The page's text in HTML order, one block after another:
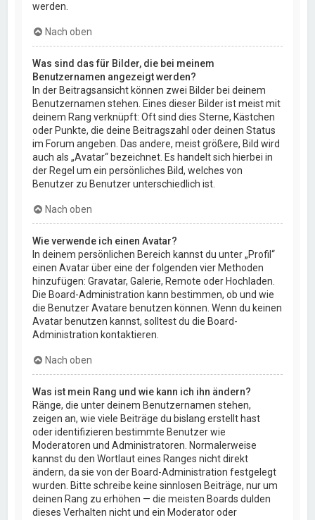
werden.
Nach oben
Was sind das für Bilder, die bei meinem
Benutzernamen angezeigt werden?
In der Beitragsansicht können zwei Bilder bei deinem
Benutzernamen stehen. Eines dieser Bilder ist meist mit
deinem Rang verknüpft: Oft sind dies Sterne, Kästchen
oder Punkte, die deine Beitragszahl oder deinen Status
im Forum angeben. Das andere, meist größere, Bild wird
auch als „Avatar“ bezeichnet. Es handelt sich hierbei in
der Regel um ein persönliches Bild, welches von
Benutzer zu Benutzer unterschiedlich ist.
Nach oben
Wie verwende ich einen Avatar?
In deinem persönlichen Bereich kannst du unter „Profil“
einen Avatar über eine der folgenden vier Methoden
hinzufügen: Gravatar, Galerie, Remote oder Hochladen.
Die Board-Administration kann bestimmen, ob und wie
die Benutzer Avatare benutzen können. Wenn du keinen
Avatar benutzen kannst, solltest du die Board-
Administration kontaktieren.
Nach oben
Was ist mein Rang und wie kann ich ihn ändern?
Ränge, die unter deinem Benutzernamen stehen,
zeigen an, wie viele Beiträge du bislang erstellt hast
oder identifizieren bestimmte Benutzer wie
Moderatoren und Administratoren. Normalerweise
kannst du den Wortlaut eines Ranges nicht direkt
ändern, da sie von der Board-Administration festgelegt
wurden. Bitte schreibe keine sinnlosen Beiträge, nur um
deinen Rang zu erhöhen — die meisten Boards dulden
dieses Verhalten nicht und ein Moderator oder